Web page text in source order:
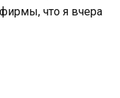
что я вчера